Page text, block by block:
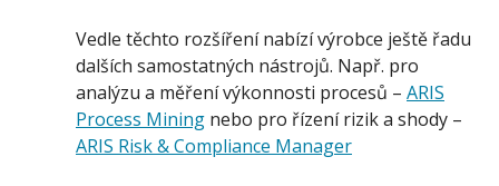
Vedle těchto rozšíření nabízí výrobce ještě řadu
dalších samostatných nástrojů. Např. pro
analýzu a měření výkonnosti procesů – ARIS
Process Mining nebo pro řízení rizik a shody –
ARIS Risk & Compliance Manager